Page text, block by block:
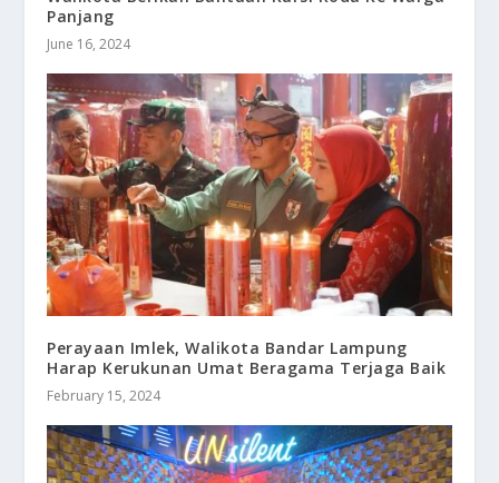
Panjang
June 16, 2024
Perayaan Imlek, Walikota Bandar Lampung
Harap Kerukunan Umat Beragama Terjaga Baik
February 15, 2024